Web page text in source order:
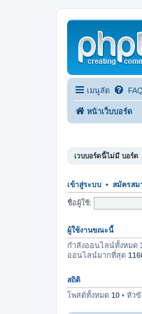
เมนูลัด FAQ
หน้าเว็บบอร์ด
เวบบอร์ดนี้ไม่มี บอร์ด
เข้าสู่ระบบ • สมัครสม
ชื่อผู้ใช้:
ผู้ใช้งานขณะนี้
กำลังออนไลน์ทั้งหมด
ออนไลน์มากที่สุด
สถิติ
โพสต์ทั้งหมด 10 • หัว